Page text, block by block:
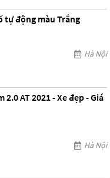
tự động màu Trắng
Hà Nội
AT 2021 - Xe đẹp - Giá
Hà Nội